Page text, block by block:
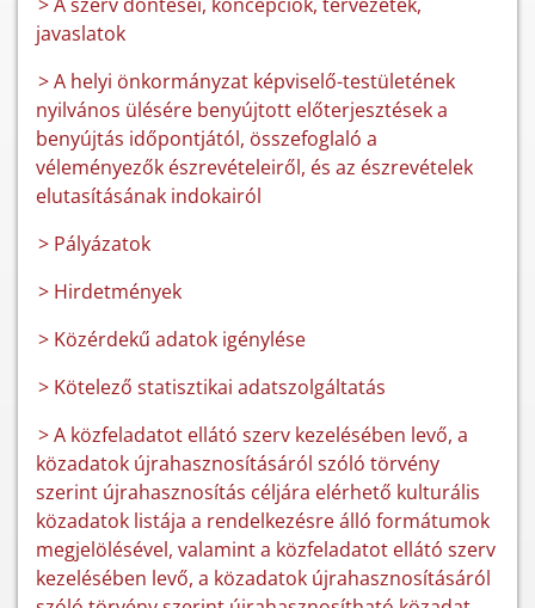
javaslatok
> A helyi önkormányzat képviselő-testületének
nyilvános ülésére benyújtott előterjesztések a
benyújtás időpontjától, összefoglaló a
véleményezők észrevételeiről, és az észrevételek
elutasításának indokairól
> Pályázatok
> Hirdetmények
> Közérdekű adatok igénylése
> Kötelező statisztikai adatszolgáltatás
> A közfeladatot ellátó szerv kezelésében levő, a
közadatok újrahasznosításáról szóló törvény
szerint újrahasznosítás céljára elérhető kulturális
közadatok listája a rendelkezésre álló formátumok
megjelölésével, valamint a közfeladatot ellátó szerv
kezelésében levő, a közadatok újrahasznosításáról